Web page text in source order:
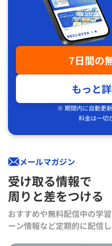
7日間の
もっと
※ 期間内に自動更
料金は一切
メールマガジン
受け取る情報で
周りと差をつける
おすすめや無料配信中の学
ーン情報など定期的に配信し